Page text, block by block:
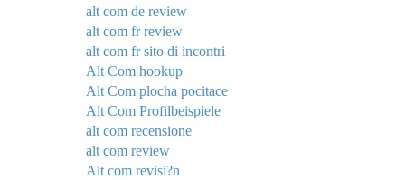
alt com de review
alt com fr review
alt com fr sito di incontri
Alt Com hookup
Alt Com plocha pocitace
Alt Com Profilbeispiele
alt com recensione
alt com review
Alt com revisi?n